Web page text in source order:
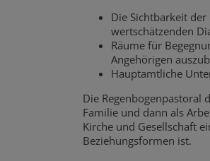
Die Sichtbarkeit
wertschätzenden
Räume für
Angehörigen
Hauptamtliche
Die Regenbogenpastoral
Familie und dann als
Kirche und Gesellschaft
Beziehungsformen ist.